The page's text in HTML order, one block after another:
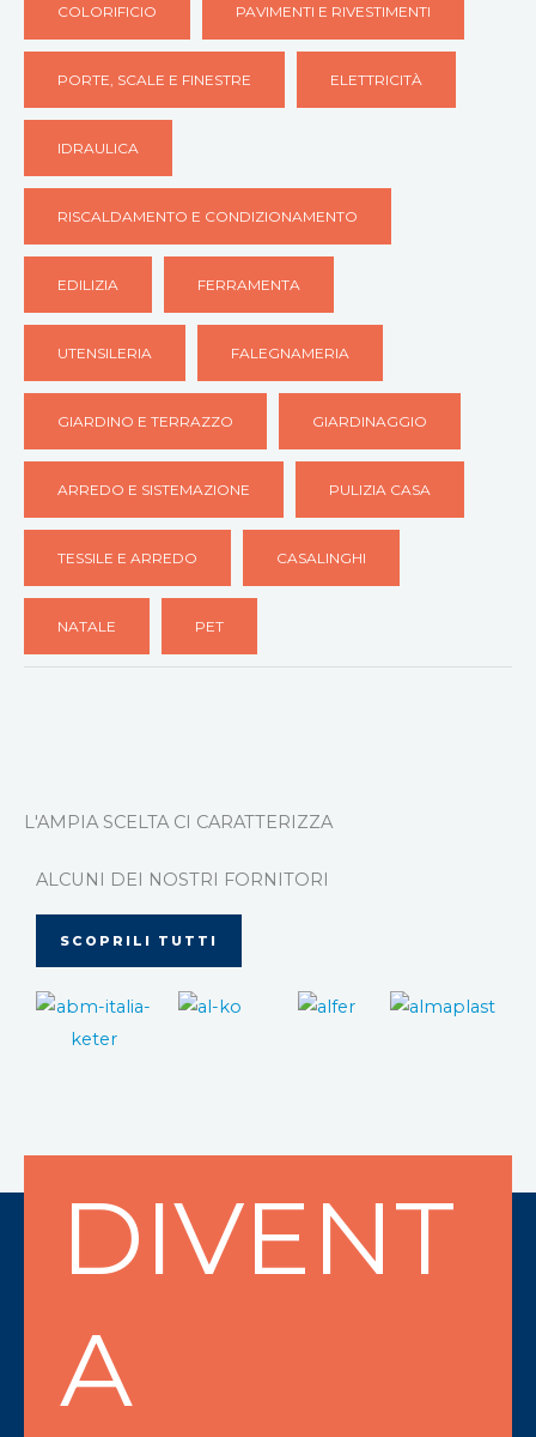
COLORIFICIO PAVIMENTI E RIVESTIMENTI
PORTE, SCALE E FINESTRE ELETTRICITÀ
IDRAULICA
RISCALDAMENTO E CONDIZIONAMENTO
EDILIZIA FERRAMENTA
UTENSILERIA FALEGNAMERIA
GIARDINO E TERRAZZO GIARDINAGGIO
ARREDO E SISTEMAZIONE PULIZIA CASA
TESSILE E ARREDO CASALINGHI
NATALE PET
L'AMPIA SCELTA CI CARATTERIZZA
ALCUNI DEI NOSTRI FORNITORI
SCOPRILI TUTTI
DIVENT
A